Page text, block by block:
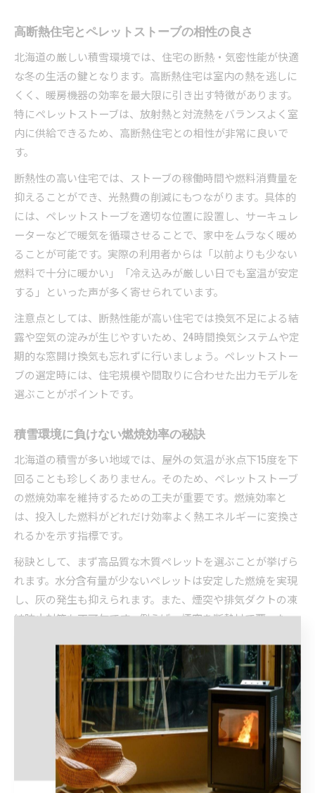
高断熱住宅とペレットストーブの相性の良さ
北海道の厳しい積雪環境では、住宅の断熱・気密性能が快適
な冬の生活の鍵となります。高断熱住宅は室内の熱を逃しに
くく、暖房機器の効率を最大限に引き出す特徴があります。
特にペレットストーブは、放射熱と対流熱をバランスよく室
内に供給できるため、高断熱住宅との相性が非常に良いで
す。
断熱性の高い住宅では、ストーブの稼働時間や燃料消費量を
抑えることができ、光熱費の削減にもつながります。具体的
には、ペレットストーブを適切な位置に設置し、サーキュレ
ーターなどで暖気を循環させることで、家中をムラなく暖め
ることが可能です。実際の利用者からは「以前よりも少ない
燃料で十分に暖かい」「冷え込みが厳しい日でも室温が安定
する」といった声が多く寄せられています。
注意点としては、断熱性能が高い住宅では換気不足による結
露や空気の淀みが生じやすいため、24時間換気システムや定
期的な窓開け換気も忘れずに行いましょう。ペレットストー
ブの選定時には、住宅規模や間取りに合わせた出力モデルを
選ぶことがポイントです。
積雪環境に負けない燃焼効率の秘訣
北海道の積雪が多い地域では、屋外の気温が氷点下15度を下
回ることも珍しくありません。そのため、ペレットストーブ
の燃焼効率を維持するための工夫が重要です。燃焼効率と
は、投入した燃料がどれだけ効率よく熱エネルギーに変換さ
れるかを示す指標です。
秘訣として、まず高品質な木質ペレットを選ぶことが挙げら
れます。水分含有量が少ないペレットは安定した燃焼を実現
し、灰の発生も抑えられます。また、煙突や排気ダクトの凍
結防止対策も不可欠です。例えば、煙突を断熱材で覆った
良による燃焼効率低下を防げます。
失敗例として、ペレットの保管場所が湿気や雪にさらされて
しまい、燃焼不良やストーブの故障につながったケースもあ
ります。必ず屋内や専用の保管庫でペレットを管理し、燃焼
効率を維持しましょう。
ペレットストーブの静音性と快適性を追求